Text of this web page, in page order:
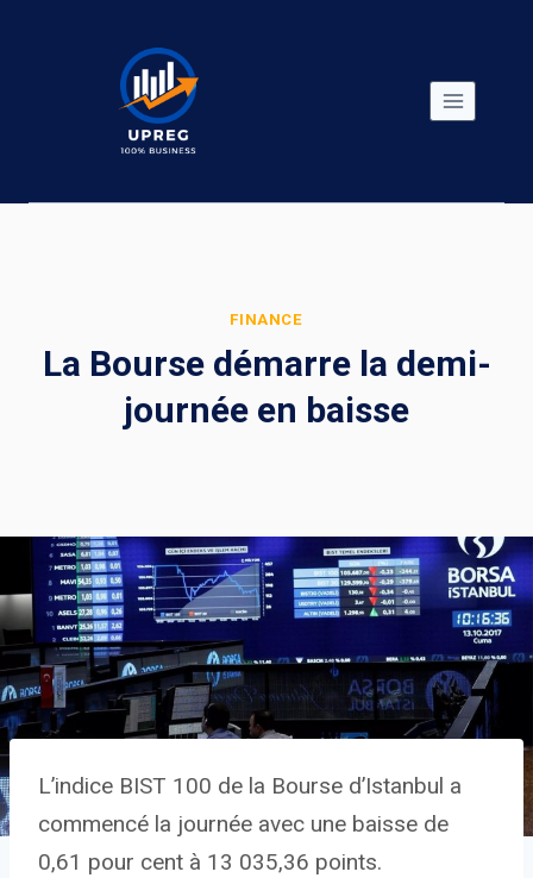
FINANCE
La Bourse démarre la demi-
journée en baisse
L’indice BIST 100 de la Bourse d’Istanbul a
commencé la journée avec une baisse de
0,61 pour cent à 13 035,36 points.